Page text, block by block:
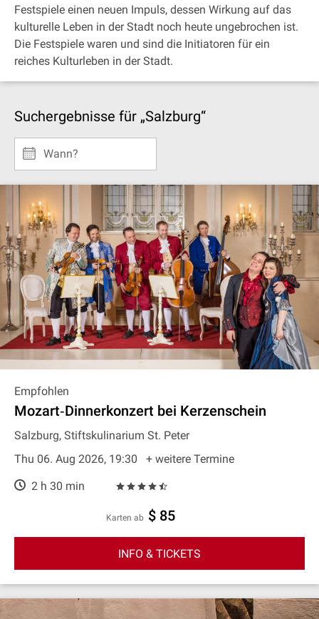
Festspiele einen neuen Impuls, dessen Wirkung auf das
kulturelle Leben in der Stadt noch heute ungebrochen ist.
Die Festspiele waren und sind die Initiatoren für ein
reiches Kulturleben in der Stadt.
Suchergebnisse für „Salzburg“
Wann?
Empfohlen
Mozart‐Dinnerkonzert bei Kerzenschein
Salzburg, Stiftskulinarium St. Peter
Thu 06. Aug 2026, 19:30
+ weitere Termine
2 h 30 min
Karten ab $ 85
INFO & TICKETS